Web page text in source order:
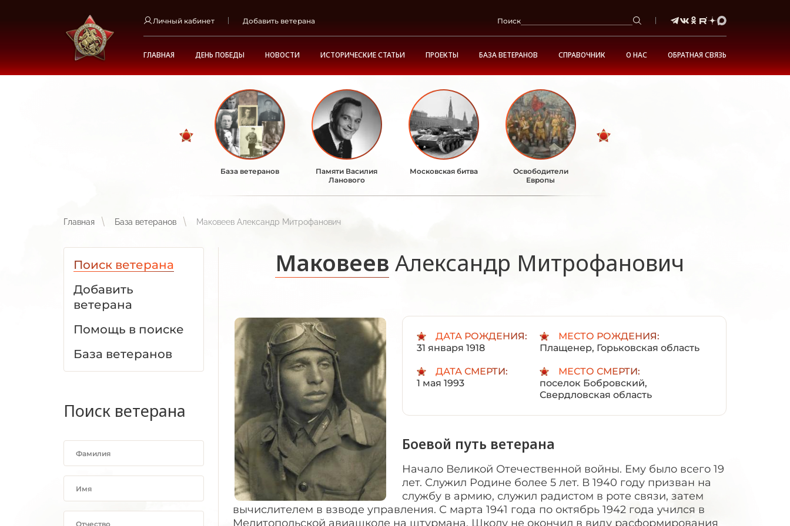
Личный кабинет Добавить ветерана Поиск
ГЛАВНАЯ ДЕНЬ ПОБЕДЫ НОВОСТИ ИСТОРИЧЕСКИЕ СТАТЬИ ПРОЕКТЫ БАЗА ВЕТЕРАНОВ СПРАВОЧНИК О НАС ОБРАТНАЯ СВЯЗЬ
База ветеранов
Памяти Василия
Ланового
Московская битва
Освободители
Европы
Главная База ветеранов Маковеев Александр Митрофанович
Поиск ветерана
Добавить
ветерана
Помощь в поиске
База ветеранов
Поиск ветерана
Маковеев Александр Митрофанович
ДАТА РОЖДЕНИЯ:
31 января 1918
МЕСТО РОЖДЕНИЯ:
Плащенер, Горьковская область
ДАТА СМЕРТИ:
1 мая 1993
МЕСТО СМЕРТИ:
поселок Бобровский,
Свердловская область
Боевой путь ветерана
Начало Великой Отечественной войны. Ему было всего 19
лет. Служил Родине более 5 лет. В 1940 году призван на
службу в армию, служил радистом в роте связи, затем
вычислителем в взводе управления. С марта 1941 года по октябрь 1942 года учился в
Мелитопольской авиашколе на штурмана. Школу не окончил в виду расформирования